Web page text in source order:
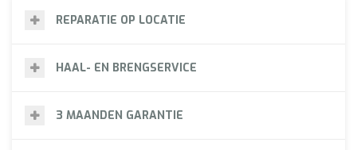
REPARATIE OP LOCATIE
HAAL- EN BRENGSERVICE
3 MAANDEN GARANTIE